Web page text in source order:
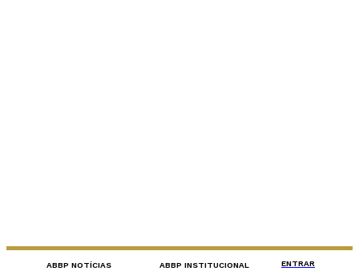
ABBP NOTÍCIAS ABBP INSTITUCIONAL ENTRAR